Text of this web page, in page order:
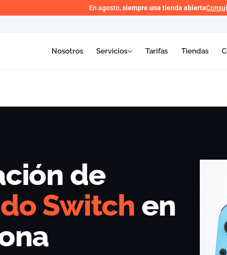
En agosto,siempre una tienda abierta
Nosotros Servicios Tarifas Tiendas
de
Switch en